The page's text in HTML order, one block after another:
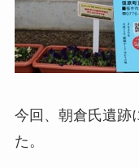
今回、朝倉氏遺跡
た。